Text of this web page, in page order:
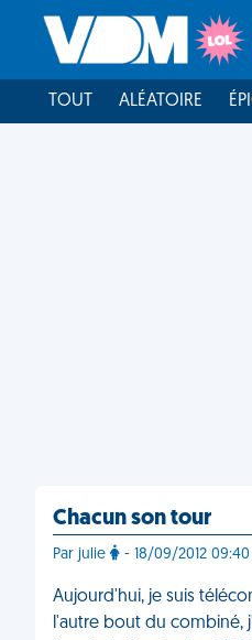
TOUT ALÉATOIRE
Chacun son tour
Par julie - 18/09/2012
Aujourd'hui, je suis
l'autre bout du combiné,